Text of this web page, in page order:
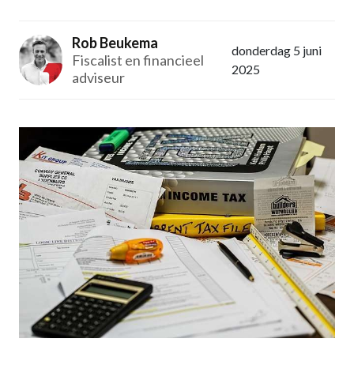
Rob Beukema
Fiscalist en financieel
adviseur
donderdag 5 juni
2025